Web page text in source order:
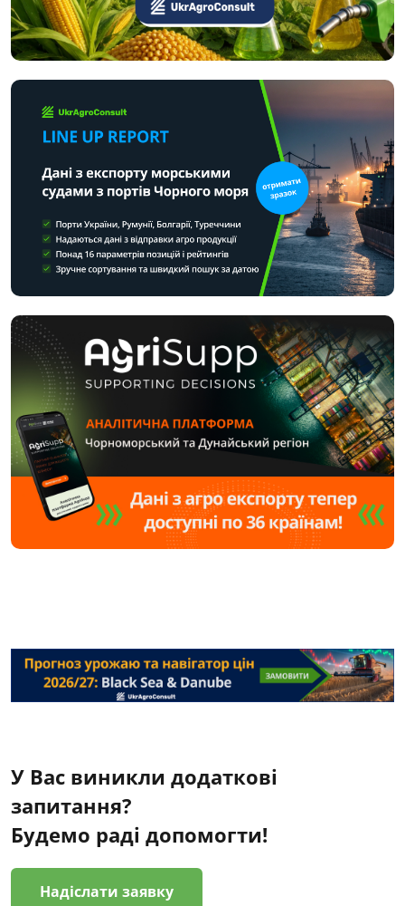
У Вас виникли додаткові
запитання?
Будемо раді допомогти!
Надіслати заявку